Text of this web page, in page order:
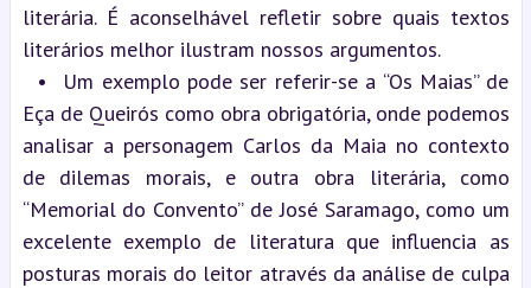
literária. É aconselhável refletir sobre quais textos
literários melhor ilustram nossos argumentos.
•  Um exemplo pode ser referir-se a “Os Maias” de
Eça de Queirós como obra obrigatória, onde podemos
analisar a personagem Carlos da Maia no contexto
de dilemas morais, e outra obra literária, como
“Memorial do Convento” de José Saramago, como um
excelente exemplo de literatura que influencia as
posturas morais do leitor através da análise de culpa